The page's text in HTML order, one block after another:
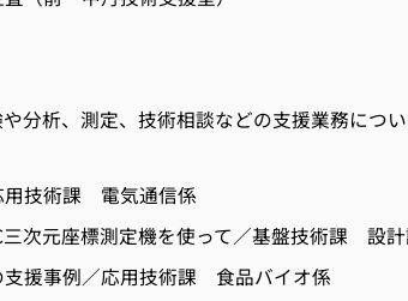
分析、測定、技術相談などの支援業務につ
用技術課 電気通信係
次元座標測定機を使って／基盤技術課 設
援事例／応用技術課 食品バイオ係